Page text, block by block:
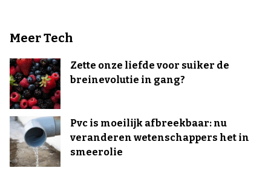
Meer Tech
Zette onze liefde voor suiker de
breinevolutie in gang?
Pvc is moeilijk afbreekbaar: nu
veranderen wetenschappers het in
smeerolie